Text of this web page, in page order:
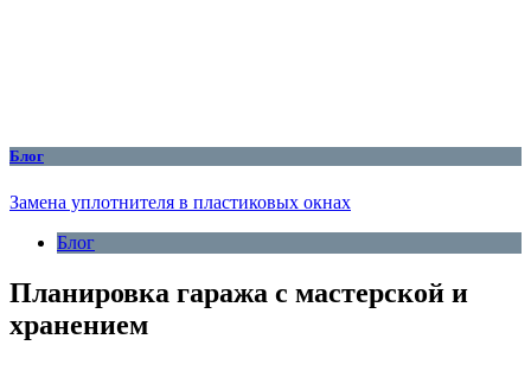
Блог
Замена уплотнителя в пластиковых окнах
Блог
Планировка гаража с мастерской и
хранением